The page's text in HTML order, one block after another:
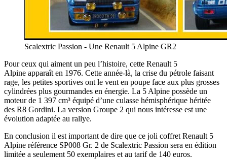
Scalextric Passion - Une Renault 5 Alpine GR2
Pour ceux qui aiment un peu l’histoire, cette Renault 5
Alpine apparaît en 1976. Cette année-là, la crise du pétrole faisant
rage, les petites sportives ont le vent en poupe face aux plus grosses
cylindrées plus gourmandes en énergie. La 5 Alpine possède un
moteur de 1 397 cm³ équipé d’une culasse hémisphérique héritée
des R8 Gordini. La version Groupe 2 qui nous intéresse est une
évolution adaptée au rallye.
En conclusion il est important de dire que ce joli coffret Renault 5
Alpine référence SP008 Gr. 2 de Scalextric Passion sera en édition
limitée a seulement 50 exemplaires et au tarif de 140 euros.